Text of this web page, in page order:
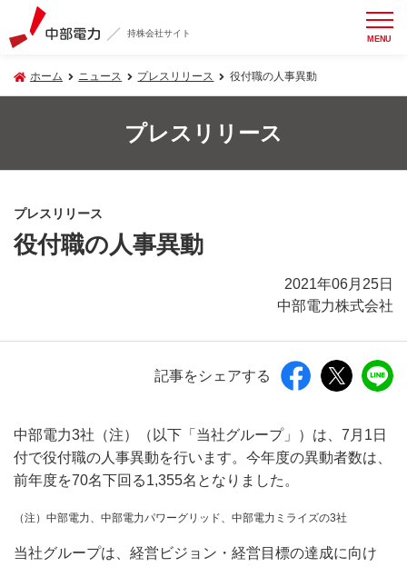
持株会社サイト MENU
ホーム ニュース プレスリリース 役付職の人事異動
プレスリリース
プレスリリース
役付職の人事異動
2021年06月25日
中部電力株式会社
記事をシェアする
中部電力3社（注）（以下「当社グループ」）は、7月1日
付で役付職の人事異動を行います。今年度の異動者数は、
前年度を70名下回る1,355名となりました。
（注）中部電力、中部電力パワーグリッド、中部電力ミライズの3社
当社グループは、経営ビジョン・経営目標の達成に向け